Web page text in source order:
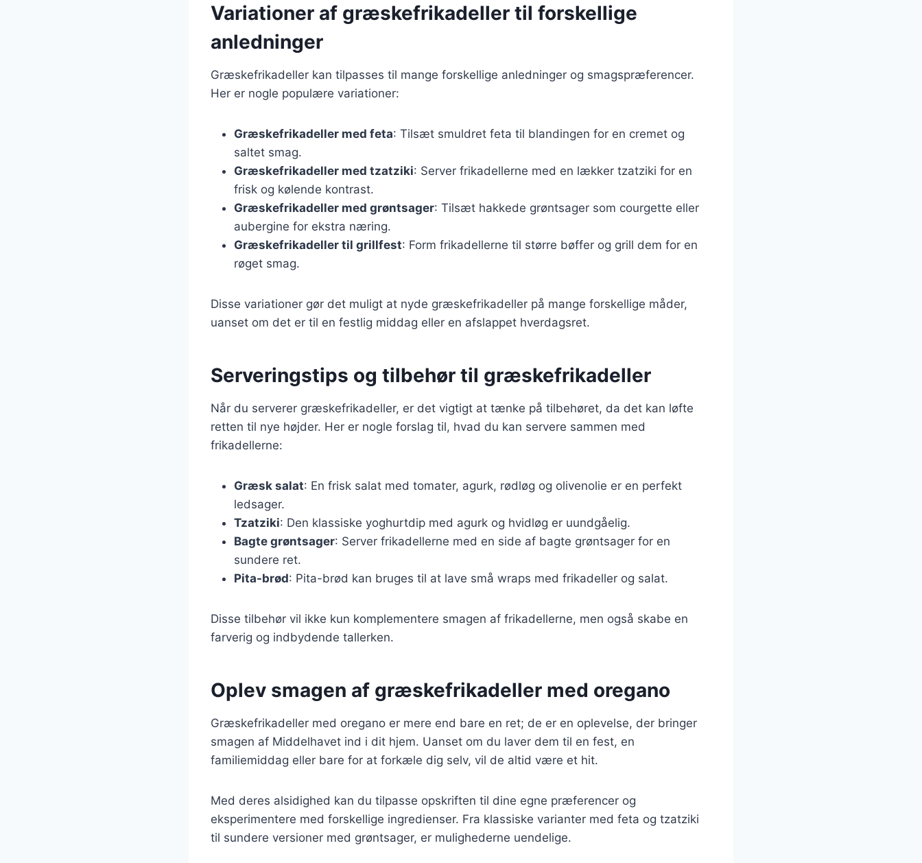
Variationer af græskefrikadeller til forskellige
anledninger
Græskefrikadeller kan tilpasses til mange forskellige anledninger og smagspræferencer.
Her er nogle populære variationer:
Græskefrikadeller med feta: Tilsæt smuldret feta til blandingen for en cremet og
saltet smag.
Græskefrikadeller med tzatziki: Server frikadellerne med en lækker tzatziki for en
frisk og kølende kontrast.
Græskefrikadeller med grøntsager: Tilsæt hakkede grøntsager som courgette eller
aubergine for ekstra næring.
Græskefrikadeller til grillfest: Form frikadellerne til større bøffer og grill dem for en
røget smag.
Disse variationer gør det muligt at nyde græskefrikadeller på mange forskellige måder,
uanset om det er til en festlig middag eller en afslappet hverdagsret.
Serveringstips og tilbehør til græskefrikadeller
Når du serverer græskefrikadeller, er det vigtigt at tænke på tilbehøret, da det kan løfte
retten til nye højder. Her er nogle forslag til, hvad du kan servere sammen med
frikadellerne:
Græsk salat: En frisk salat med tomater, agurk, rødløg og olivenolie er en perfekt
ledsager.
Tzatziki: Den klassiske yoghurtdip med agurk og hvidløg er uundgåelig.
Bagte grøntsager: Server frikadellerne med en side af bagte grøntsager for en
sundere ret.
Pita-brød: Pita-brød kan bruges til at lave små wraps med frikadeller og salat.
Disse tilbehør vil ikke kun komplementere smagen af frikadellerne, men også skabe en
farverig og indbydende tallerken.
Oplev smagen af græskefrikadeller med oregano
Græskefrikadeller med oregano er mere end bare en ret; de er en oplevelse, der bringer
smagen af Middelhavet ind i dit hjem. Uanset om du laver dem til en fest, en
familiemiddag eller bare for at forkæle dig selv, vil de altid være et hit.
Med deres alsidighed kan du tilpasse opskriften til dine egne præferencer og
eksperimentere med forskellige ingredienser. Fra klassiske varianter med feta og tzatziki
til sundere versioner med grøntsager, er mulighederne uendelige.